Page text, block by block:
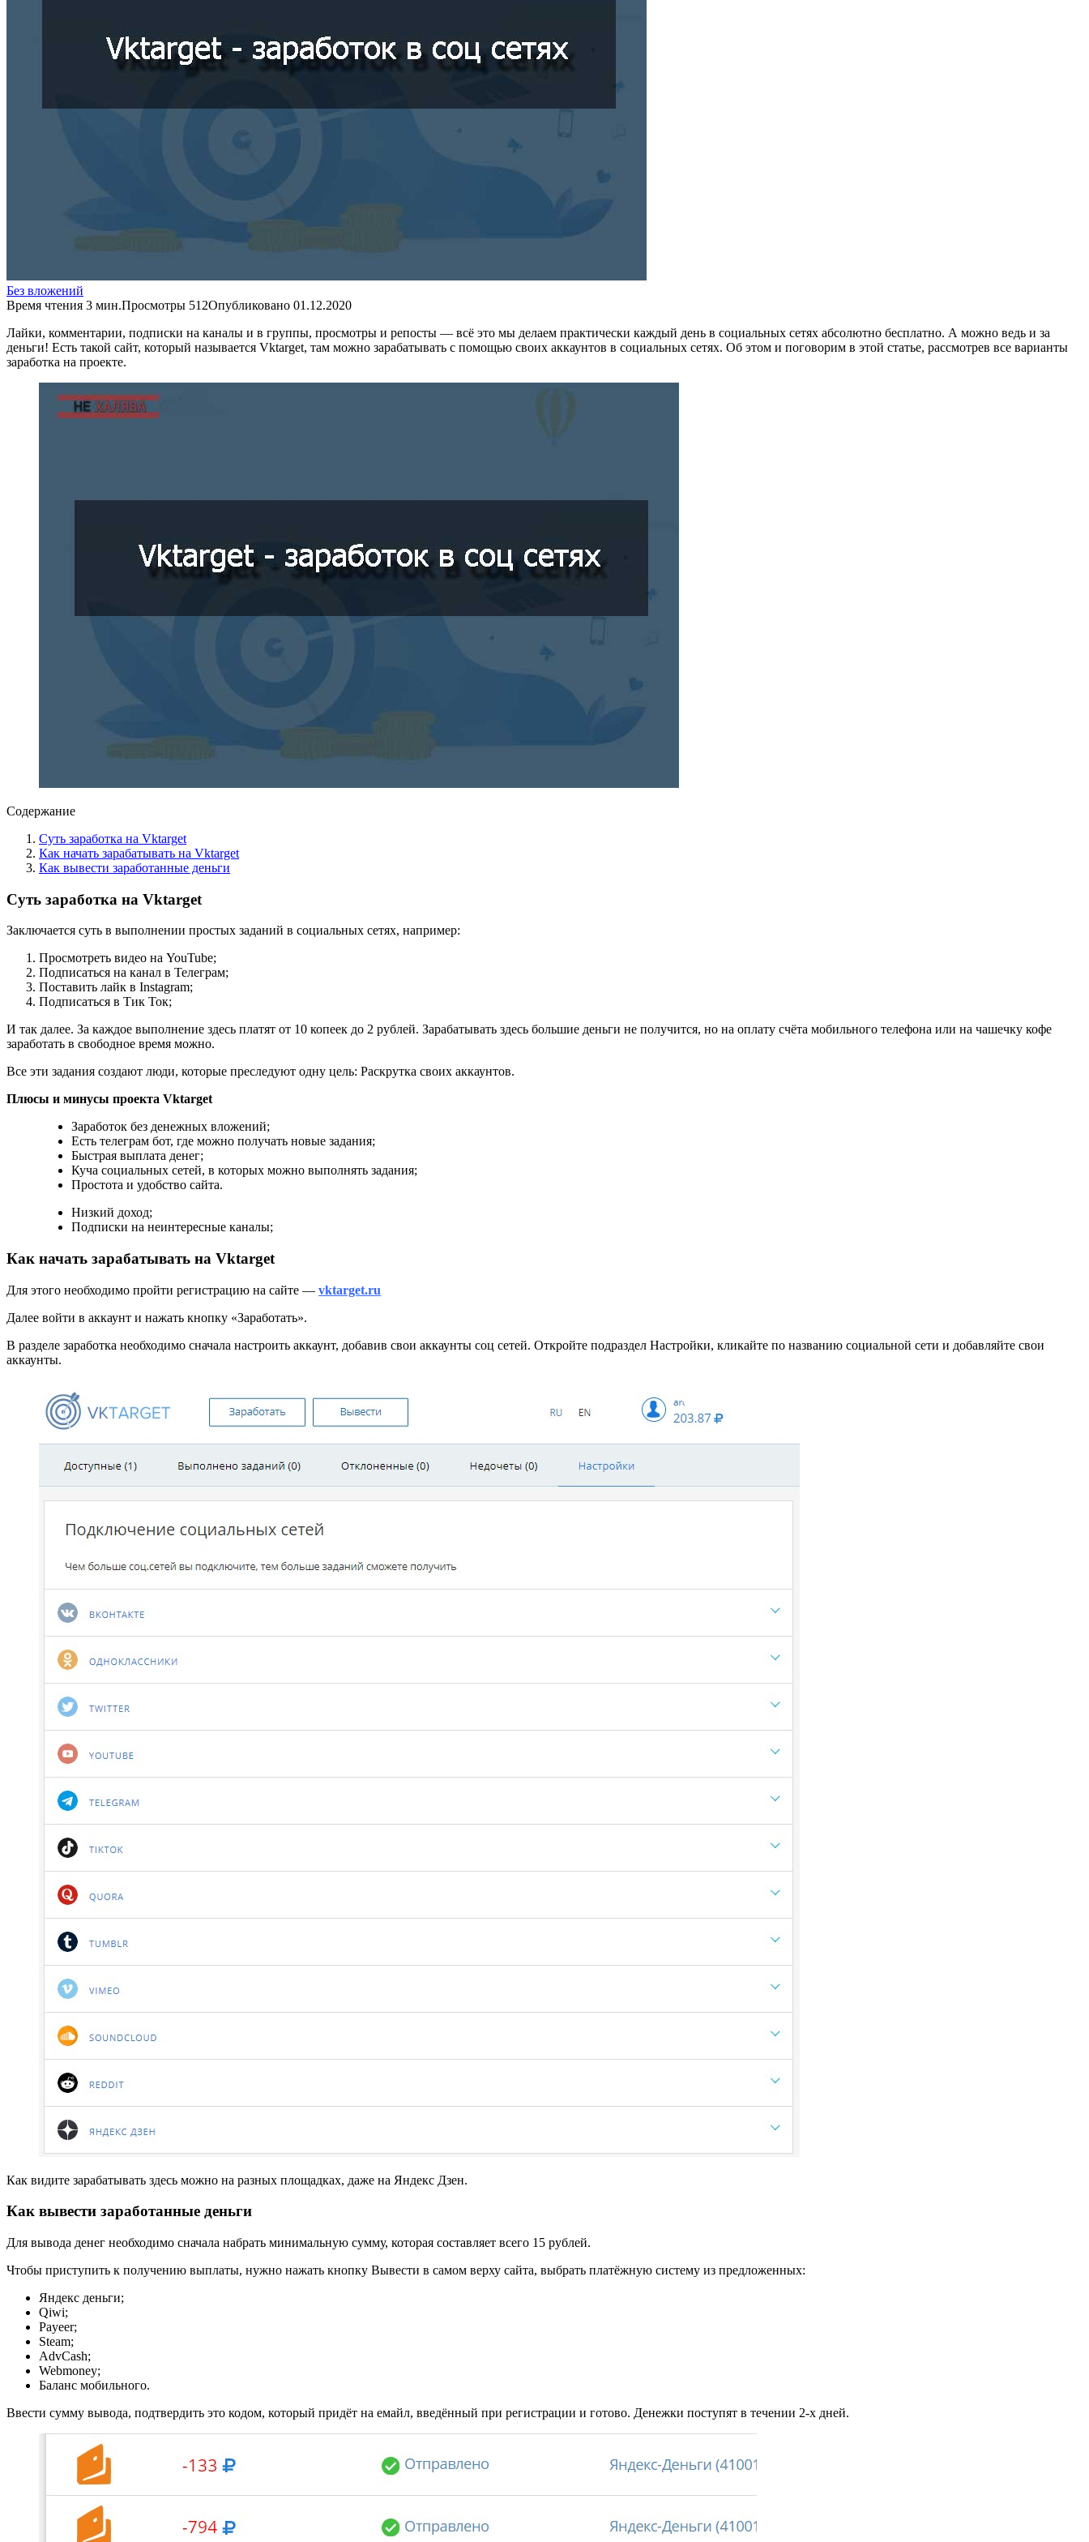
Без вложений
Время чтения 3 мин.Просмотры 512Опубликовано 01.12.2020
Лайки, комментарии, подписки на каналы и в группы, просмотры и репосты — всё это мы делаем практически каждый день в социальных сетях абсолютно бесплатно. А можно ведь и за
деньги! Есть такой сайт, который называется Vktarget, там можно зарабатывать с помощью своих аккаунтов в социальных сетях. Об этом и поговорим в этой статье, рассмотрев все варианты
заработка на проекте.
Содержание
Суть заработка на Vktarget
Как начать зарабатывать на Vktarget
Как вывести заработанные деньги
Суть заработка на Vktarget
Заключается суть в выполнении простых заданий в социальных сетях, например:
Просмотреть видео на YouTube;
Подписаться на канал в Телеграм;
Поставить лайк в Instagram;
Подписаться в Тик Ток;
И так далее. За каждое выполнение здесь платят от 10 копеек до 2 рублей. Зарабатывать здесь большие деньги не получится, но на оплату счёта мобильного телефона или на чашечку кофе
заработать в свободное время можно.
Все эти задания создают люди, которые преследуют одну цель: Раскрутка своих аккаунтов.
Плюсы и минусы проекта Vktarget
Заработок без денежных вложений;
Есть телеграм бот, где можно получать новые задания;
Быстрая выплата денег;
Куча социальных сетей, в которых можно выполнять задания;
Простота и удобство сайта.
Низкий доход;
Подписки на неинтересные каналы;
Как начать зарабатывать на Vktarget
Для этого необходимо пройти регистрацию на сайте — vktarget.ru
Далее войти в аккаунт и нажать кнопку «Заработать».
В разделе заработка необходимо сначала настроить аккаунт, добавив свои аккаунты соц сетей. Откройте подраздел Настройки, кликайте по названию социальной сети и добавляйте свои
аккаунты.
Как видите зарабатывать здесь можно на разных площадках, даже на Яндекс Дзен.
Как вывести заработанные деньги
Для вывода денег необходимо сначала набрать минимальную сумму, которая составляет всего 15 рублей.
Чтобы приступить к получению выплаты, нужно нажать кнопку Вывести в самом верху сайта, выбрать платёжную систему из предложенных:
Яндекс деньги;
Qiwi;
Payeer;
Steam;
AdvCash;
Webmoney;
Баланс мобильного.
Ввести сумму вывода, подтвердить это кодом, который придёт на емайл, введённый при регистрации и готово. Денежки поступят в течении 2-х дней.